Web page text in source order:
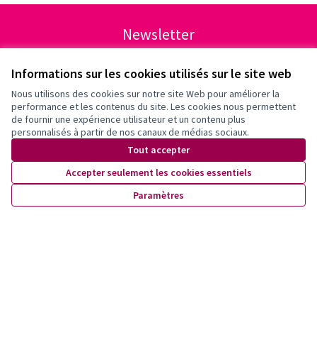
Informations sur les cookies utilisés sur le site web
Nous utilisons des cookies sur notre site Web pour améliorer la
performance et les contenus du site. Les cookies nous permettent
de fournir une expérience utilisateur et un contenu plus
personnalisés à partir de nos canaux de médias sociaux.
Tout accepter
Accepter seulement les cookies essentiels
Paramètres
Newsletter